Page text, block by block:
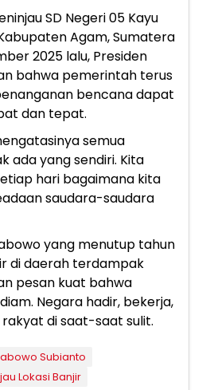
SD Negeri 05 Kayu
Agam, Sumatera
2025 lalu, Presiden
bahwa pemerintah terus
bencana dapat
dan tepat.
semua
ada yang sendiri. Kita
hari bagaimana kita
saudara-saudara
yang menutup tahun
di daerah terdampak
pesan kuat bahwa
Negara hadir, bekerja,
di saat-saat sulit.
Subianto
Lokasi Banjir